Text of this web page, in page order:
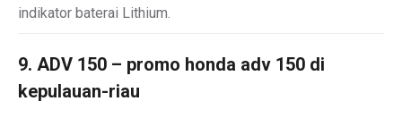
indikator baterai Lithium.
9. ADV 150 – promo honda adv 150 di
kepulauan-riau